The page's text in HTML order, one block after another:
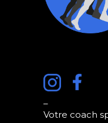
Votre coach